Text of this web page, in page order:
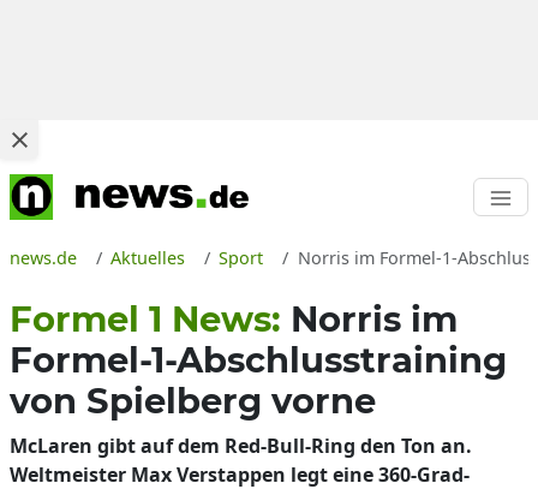
news.de Aktuelles Sport Norris im Formel-1-
Formel 1 News: Norris im
Formel-1-Abschlusstraining
von Spielberg vorne
McLaren gibt auf dem Red-Bull-Ring den Ton an.
Weltmeister Max Verstappen legt eine 360-Grad-